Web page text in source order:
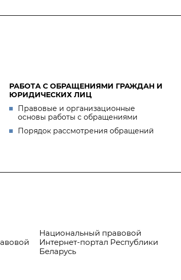
РАБОТА С ОБРАЩЕНИЯМИ ГРАЖДАН И
ЮРИДИЧЕСКИХ ЛИЦ
Правовые и организационные
основы работы с обращениями
Порядок рассмотрения обращений
Национальный правовой
Интернет-портал Республики
Беларусь